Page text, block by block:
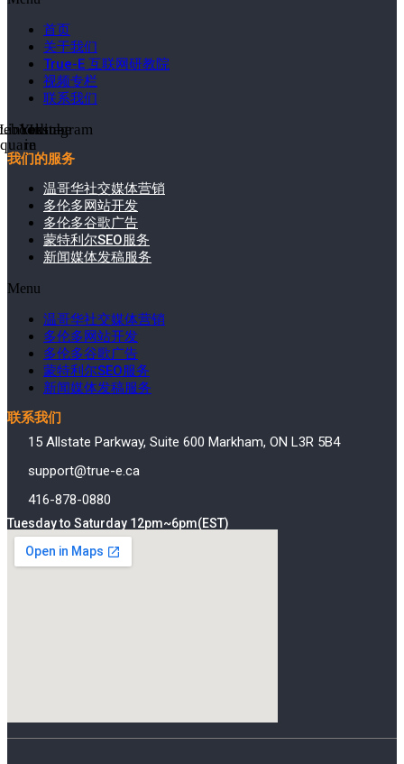
首页
关于我们
True-E 互联网研教院
视频专栏
联系我们
in
Youtube
Instagram
我们的服务
温哥华社交媒体营销
多伦多网站开发
多伦多谷歌广告
蒙特利尔SEO服务
新闻媒体发稿服务
Menu
温哥华社交媒体营销
多伦多网站开发
多伦多谷歌广告
蒙特利尔SEO服务
新闻媒体发稿服务
联系我们
15 Allstate Parkway, Suite 600 Markham, ON L3R 5B4
support@true-e.ca
416-878-0880
Tuesday to Saturday 12pm~6pm(EST)